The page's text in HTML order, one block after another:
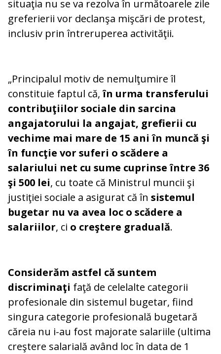
situaţia nu se va rezolva în următoarele zile
greferierii vor declanşa mişcări de protest,
inclusiv prin întreruperea activităţii.
„Principalul motiv de nemulţumire îl
constituie faptul că,în urma transferului
contribuţiilor sociale din sarcina
angajatorului la angajat, grefierii cu
vechime mai mare de 15 ani în muncă şi
în funcţie vor suferi o scădere a
salariului net cu sume cuprinse între 36
şi 500 lei, cu toate că Ministrul muncii şi
justiţiei sociale a asigurat că în sistemul
bugetar nu va avea loc o scădere a
salariilor, ci o creştere graduală.
Considerăm astfel că suntem
discriminaţi faţă de celelalte categorii
profesionale din sistemul bugetar, fiind
singura categorie profesională bugetară
căreia nu i-au fost majorate salariile (ultima
creştere salarială având loc în data de 1